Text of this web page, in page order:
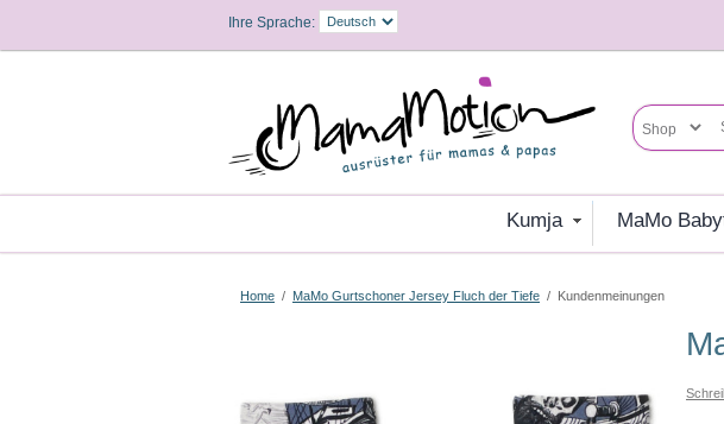
Ihre Sprache:
Kumja MaMo
Home / MaMo Gurtschoner Jersey Fluch der Tiefe / Kundenmeinungen